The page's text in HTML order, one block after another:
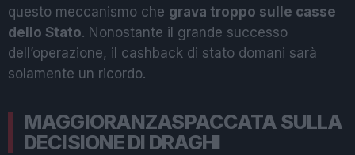
questo meccanismo che grava troppo sulle casse
dello Stato. Nonostante il grande successo
dell’operazione, il cashback di stato domani sarà
solamente un ricordo.
MAGGIORANZASPACCATA SULLA
DECISIONE DI DRAGHI